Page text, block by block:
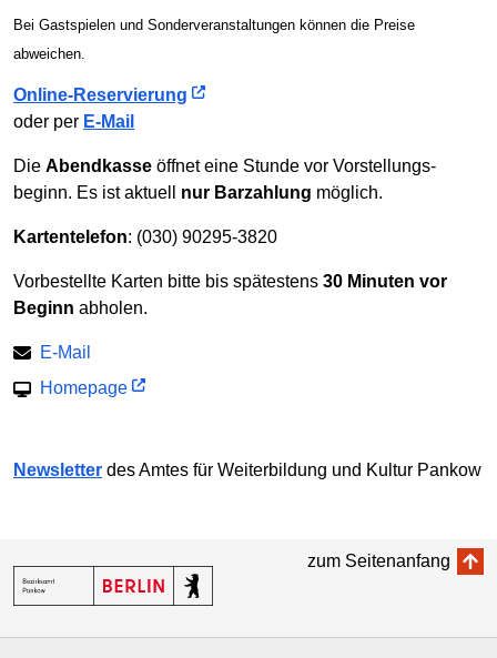
Bei Gastspielen und Sonder­ver­an­stal­tun­gen können die Preise
abweichen.
Online-Reservierung
oder per E-Mail
Die Abendkasse öffnet eine Stunde vor Vor­stellungs­
beginn. Es ist aktuell nur Barzahlung möglich.
Kartentelefon: (030) 90295-3820
Vorbestellte Karten bitte bis spätestens 30 Minuten vor
Beginn abholen.
E-Mail
Homepage
Newsletter des Amtes für Weiter­bildung und Kultur Pankow
zum Seitenanfang